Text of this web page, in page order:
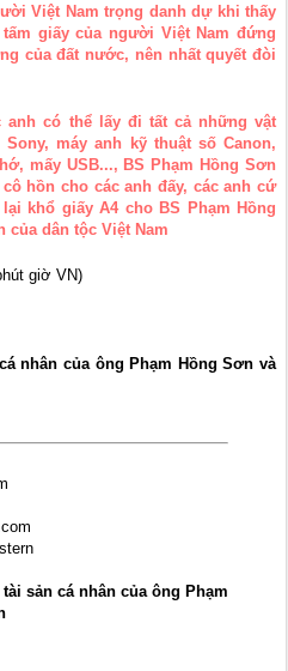
Việt Nam trọng danh dự khi thấy
giấy của người Việt Nam đứng
của đất nước, nên nhất quyết đòi
anh có thể lấy đi tất cả những vật
máy anh kỹ thuật số Canon,
mấy USB..., BS Phạm Hồng Sơn
hồn cho các anh đấy, các anh cứ
khổ giấy A4 cho BS Phạm Hồng
của dân tộc Việt Nam
giờ VN)
nhân của ông Phạm Hồng Sơn và
sản cá nhân của ông Phạm